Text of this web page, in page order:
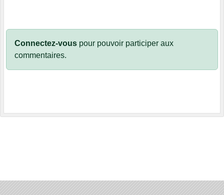
Connectez-vous pour pouvoir participer aux
commentaires.